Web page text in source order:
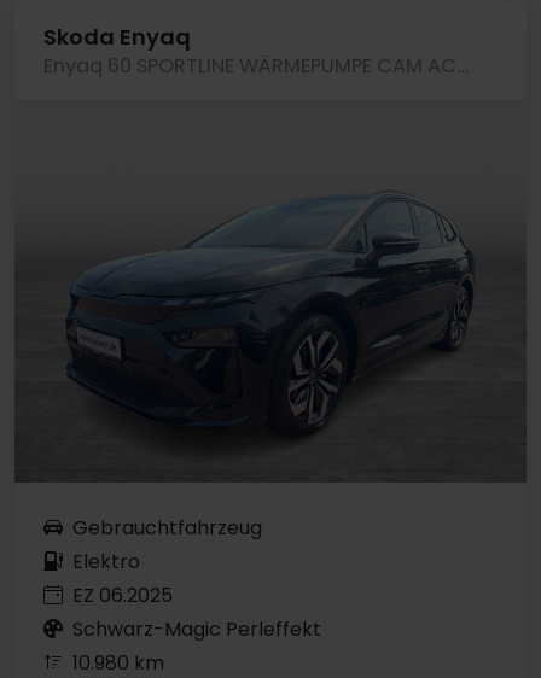
Skoda Enyaq
Enyaq 60 SPORTLINE WÄRMEPUMPE CAM ACC LM20 NAVI
Gebrauchtfahrzeug
Elektro
EZ 06.2025
Schwarz-Magic Perleffekt
10.980 km